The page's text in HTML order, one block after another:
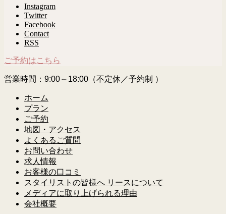
Instagram
Twitter
Facebook
Contact
RSS
ご予約はこちら
営業時間：9:00～18:00（不定休／予約制 ）
ホーム
プラン
ご予約
地図・アクセス
よくあるご質問
お問い合わせ
求人情報
お客様の口コミ
スタイリストの皆様へ リースについて
メディアに取り上げられる理由
会社概要